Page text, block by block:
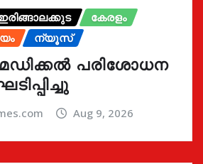
കേരളം
ന്യൂസ്
പരിശോധന
Aug 9, 2026